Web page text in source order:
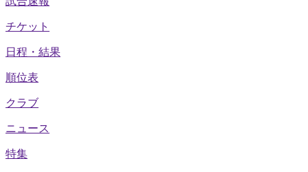
チケット
日程・結果
順位表
クラブ
ニュース
特集